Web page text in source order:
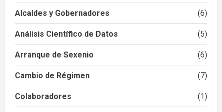
Alcaldes y Gobernadores (6)
Análisis Científico de Datos (5)
Arranque de Sexenio (6)
Cambio de Régimen (7)
Colaboradores (1)